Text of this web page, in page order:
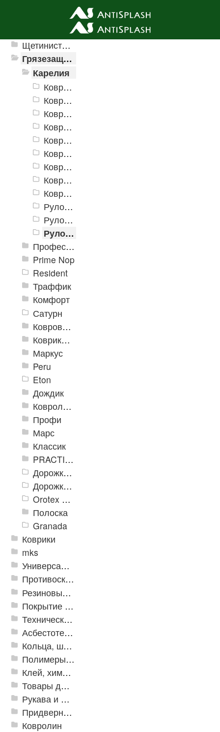
Ячеистые грязезащитные покрытия
Щетинистые покрытия
Грязезащитные, влаговпитывающие покрытия
Карелия
Коврики «Карелия» 400х600 мм
Коврики «Карелия» 500х800 мм
Коврики «Карелия» 600х900 мм
Коврики «Карелия» 800х1200 мм
Коврики «Карелия» 900х1500 мм
Коврики «Карелия» 1000х2000 мм
Коврики «Карелия» 1200х1800 мм
Коврики «Карелия» 1200х2500 мм
Коврики «Карелия» 1500х3000 мм
Рулон «Карелия» 900 мм
Рулон «Карелия» 1200 мм
Рулон «Карелия» 2000 мм
Профессиональные грязезащитные ковры AntiSplash Carpet
Prime Nop
Resident
Траффик
Комфорт
Сатурн
Ковровое покрытие "Цикада"
Коврики «Heavy» на резиновой подложке
Маркус
Peru
Eton
Дождик
Ковролиновые дорожки «Rekord»
Профи
Марс
Классик
PRACTICAL
Дорожка влаговпитывающая Лидер XL
Дорожки «Фаворит»
Orotex GIN
Полоска
Granada
Коврики
mks
Универсальные модульные покрытия
Противоскользящая защита для лестниц, профили, ленты
Резиновые и ПВХ дорожки
Покрытие из резиновой крошки
Техническая резина
Асбестотехнические и теплоизоляционные материалы
Кольца, шайбы, манжеты
Полимеры и пластики
Клей, химия, сопутствующие товары
Товары для дома
Рукава и шланги промышленные
Придверные решетки
Ковролин